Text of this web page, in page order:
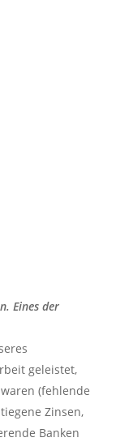
Eines der
geleistet,
(fehlende
Zinsen,
Banken